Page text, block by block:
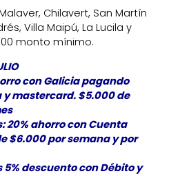
Chilavert, San Martín
Villa Maipú, La Lucila y
monto mínimo.
con Galicia pagando
mastercard. $5.000 de
20% ahorro con Cuenta
$6.000 por semana y por
5% descuento con Débito y